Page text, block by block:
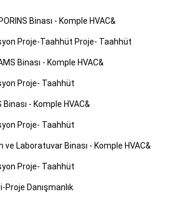
Binası - Komple HVAC&
Proje-Taahhüt Proje- Taahhüt
Binası - Komple HVAC&
Proje- Taahhüt
Binası - Komple HVAC&
Proje- Taahhüt
Laboratuvar Binası - Komple HVAC&
Proje- Taahhüt
Proje Danışmanlık